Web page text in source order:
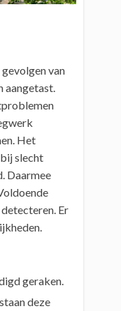
van
aangetast.
Het
slecht
Daarmee
Er
geraken.
deze